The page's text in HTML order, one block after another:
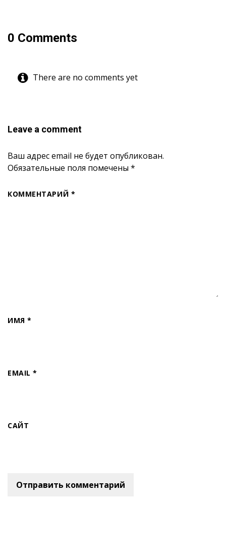
0 Comments
There are no comments yet
Leave a comment
Ваш адрес email не будет опубликован.
Обязательные поля помечены *
КОММЕНТАРИЙ *
ИМЯ*
EMAIL*
САЙТ